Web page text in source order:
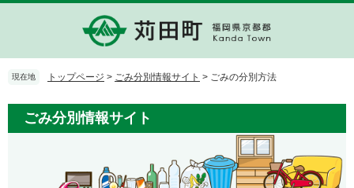
の
で
ー
ば
現在地 トップページ > ごみ分別情報サイト > ごみの分別方法
ごみ分別情報サイト